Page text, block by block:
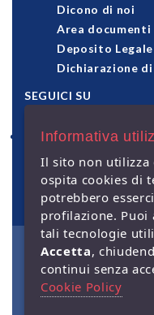
Dicono di noi
Area documenti
Deposito Legale
Dichiarazione
SEGUICI SU
pagamenti accettati
Informativa
Il sito non utilizza
ospita cookies di
potrebbero
profilazione. Puoi
tali tecnologie
Accetta,
continui senza
Cookie Policy